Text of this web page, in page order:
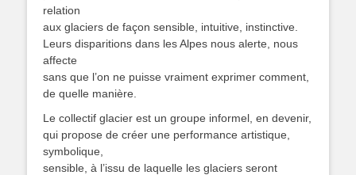
relation
aux glaciers de façon sensible, intuitive, instinctive.
Leurs disparitions dans les Alpes nous alerte, nous
affecte
sans que l’on ne puisse vraiment exprimer comment,
de quelle manière.
Le collectif glacier est un groupe informel, en devenir,
qui propose de créer une performance artistique,
symbolique,
sensible, à l’issu de laquelle les glaciers seront